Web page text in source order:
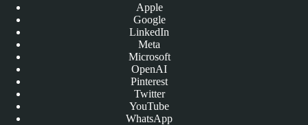
Apple
Google
LinkedIn
Meta
Microsoft
OpenAI
Pinterest
Twitter
YouTube
WhatsApp